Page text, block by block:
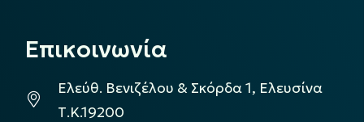
Επικοινωνία
Ελεύθ. Βενιζέλου & Σκόρδα 1, Ελευσίνα
Τ.Κ.19200